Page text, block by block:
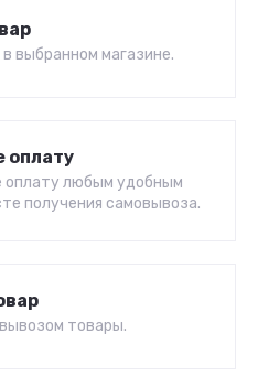
выбранном магазине.
оплату
оплату любым удобным
получения самовывоза.
товары.